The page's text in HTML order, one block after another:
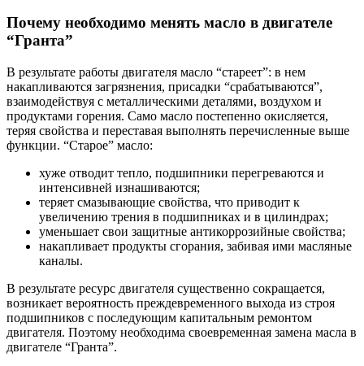
Почему необходимо менять масло в двигателе
“Гранта”
В результате работы двигателя масло “стареет”: в нем
накапливаются загрязнения, присадки “срабатываются”,
взаимодействуя с металлическими деталями, воздухом и
продуктами горения. Само масло постепенно окисляется,
теряя свойства и переставая выполнять перечисленные выше
функции. “Старое” масло:
хуже отводит тепло, подшипники перегреваются и
интенсивней изнашиваются;
теряет смазывающие свойства, что приводит к
увеличению трения в подшипниках и в цилиндрах;
уменьшает свои защитные антикоррозийные свойства;
накапливает продукты сгорания, забивая ими масляные
каналы.
В результате ресурс двигателя существенно сокращается,
возникает вероятность преждевременного выхода из строя
подшипников с последующим капитальным ремонтом
двигателя. Поэтому необходима своевременная замена масла в
двигателе “Гранта”.